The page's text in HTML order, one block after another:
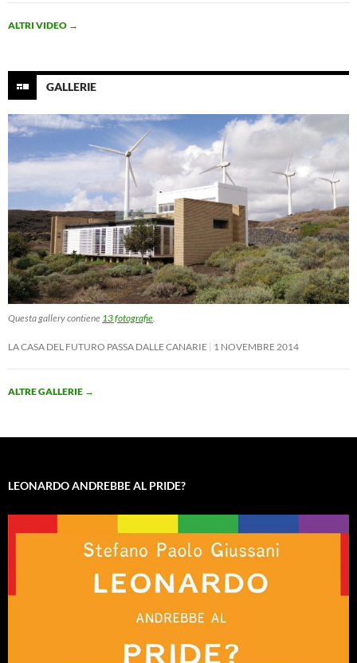
ALTRI VIDEO →
GALLERIE
Questa gallery contiene 13 fotografie
LA CASA DEL FUTURO PASSA DALLE CANARIE 1 NOVEMBRE 2014
ALTRE GALLERIE →
LEONARDO ANDREBBE AL PRIDE?